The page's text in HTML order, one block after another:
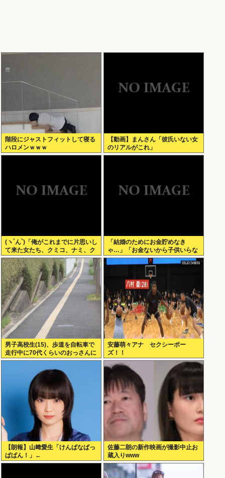
階段にジャストフィットして寝る
ハロメンｗｗｗ
【動画】まんさん「彼氏いない女
のリアルがこれ」
(ヽ´ん`)「俺がこれまでに片思いし
て来た女たち、クミコ、ナミ、ク
ミコ(1人目とは別人、タミヨ、カ
オリ、ユカリ…」
「結婚のためにお金貯めなき
ゃ…」「お金ないから子供いらな
い」←こいつら
男子高校生(15)、歩道を自転車で
走行中に70代くらいのおっさんに
衝突し意識不明にさせてしまう
安藤萌々アナ セクシーポー
ズ！！
【朗報】山﨑愛生「けんぱなぱっ
ぱぱん！」←
佐藤二朗の新作映画が撮影中止お
蔵入りwww